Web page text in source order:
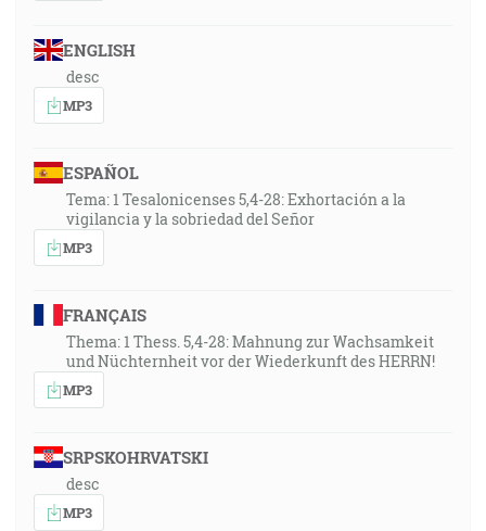
ENGLISH
desc
MP3
ESPAÑOL
Tema: 1 Tesalonicenses 5,4-28: Exhortación a la
vigilancia y la sobriedad del Señor
MP3
FRANÇAIS
Thema: 1 Thess. 5,4-28: Mahnung zur Wachsamkeit
und Nüchternheit vor der Wiederkunft des HERRN!
MP3
SRPSKOHRVATSKI
desc
MP3